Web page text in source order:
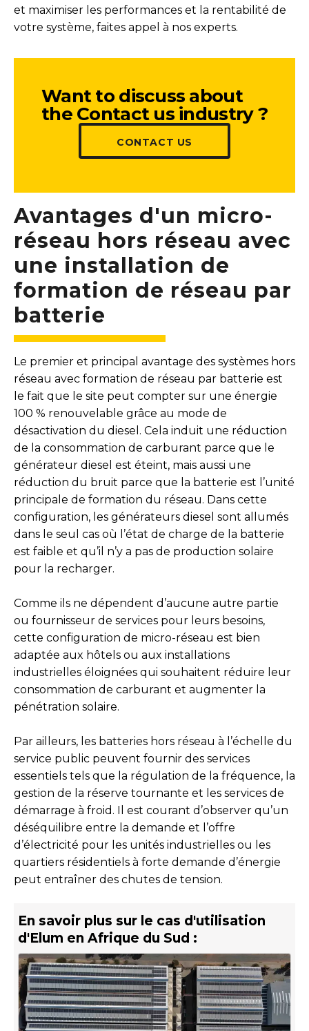
et maximiser les performances et la rentabilité de
votre système, faites appel à nos experts.
Want to discuss about
the Contact us industry ?
CONTACT US
Avantages d'un micro-
réseau hors réseau avec
une installation de
formation de réseau par
batterie
Le premier et principal avantage des systèmes hors
réseau avec formation de réseau par batterie est
le fait que le site peut compter sur une énergie
100 % renouvelable grâce au mode de
désactivation du diesel. Cela induit une réduction
de la consommation de carburant parce que le
générateur diesel est éteint, mais aussi une
réduction du bruit parce que la batterie est l’unité
principale de formation du réseau. Dans cette
configuration, les générateurs diesel sont allumés
dans le seul cas où l’état de charge de la batterie
est faible et qu’il n’y a pas de production solaire
pour la recharger.
Comme ils ne dépendent d’aucune autre partie
ou fournisseur de services pour leurs besoins,
cette configuration de micro-réseau est bien
adaptée aux hôtels ou aux installations
industrielles éloignées qui souhaitent réduire leur
consommation de carburant et augmenter la
pénétration solaire.
Par ailleurs, les batteries hors réseau à l’échelle du
service public peuvent fournir des services
essentiels tels que la régulation de la fréquence, la
gestion de la réserve tournante et les services de
démarrage à froid. Il est courant d’observer qu’un
déséquilibre entre la demande et l’offre
d’électricité pour les unités industrielles ou les
quartiers résidentiels à forte demande d’énergie
peut entraîner des chutes de tension.
En savoir plus sur le cas d'utilisation
d'Elum en Afrique du Sud :